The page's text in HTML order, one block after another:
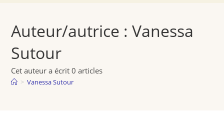
Auteur/autrice :Vanessa
Sutour
Cet auteur a écrit 0 articles
> Vanessa Sutour